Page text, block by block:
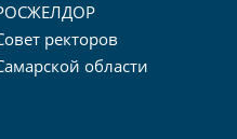
деятельность
ректоров
области